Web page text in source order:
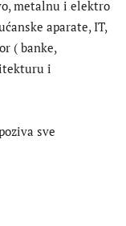
metalnu i elektro
aparate, IT,
( banke,
i
sve